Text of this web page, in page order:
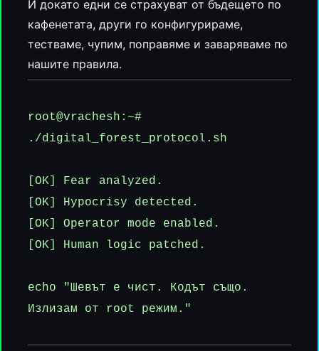
И докато едни се страхуват от бъдещето по
кафенетата, други го конфигурираме,
тестваме, чупим, поправяме и заваряваме по
нашите правила.
root@vrachesh:~#
./digital_forest_protocol.sh
[OK] Fear analyzed.
[OK] Hypocrisy detected.
[OK] Operator mode enabled.
[OK] Human logic patched.
echo "Шевът е чист. Кодът също.
Излизам от root режим."